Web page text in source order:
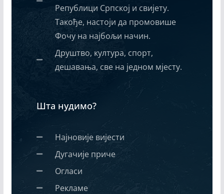
Републици Српској и свијету.
Такође, настоји да промовише
Фочу на најбољи начин.
Друштво, култура, спорт,
дешавања, све на једном мјесту.
Шта нудимо?
Најновије вијести
Дугачије приче
Огласи
Рекламе